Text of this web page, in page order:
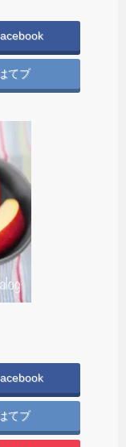
てブ
てブ